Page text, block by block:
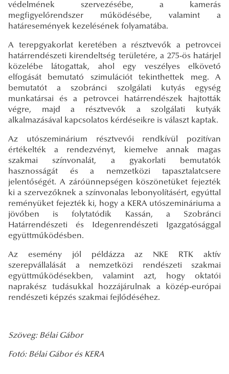
védelmének szervezésébe, a kamerás
megfigyelőrendszer működésébe, valamint a
határesemények kezelésének folyamatába.
A terepgyakorlat keretében a résztvevők a petrovcei
határrendészeti kirendeltség területére, a 275-ös határjel
közelébe látogattak, ahol egy veszélyes elkövető
elfogását bemutató szimulációt tekinthettek meg. A
bemutatót a szobránci szolgálati kutyás egység
munkatársai és a petrovcei határrendészek hajtották
végre, majd a résztvevők a szolgálati kutyák
alkalmazásával kapcsolatos kérdéseikre is választ kaptak.
Az utószeminárium résztvevői rendkívül pozitívan
értékelték a rendezvényt, kiemelve annak magas
szakmai színvonalát, a gyakorlati bemutatók
hasznosságát és a nemzetközi tapasztalatcsere
jelentőségét. A záróünnepségen köszönetüket fejezték
ki a szervezőknek a színvonalas lebonyolításért, egyúttal
reményüket fejezték ki, hogy a KERA utószemináriuma a
jövőben is folytatódik Kassán, a Szobránci
Határrendészeti és Idegenrendészeti Igazgatósággal
együttműködésben.
Az esemény jól példázza az NKE RTK aktív
szerepvállalását a nemzetközi rendészeti szakmai
együttműködésekben, valamint azt, hogy oktatói
naprakész tudásukkal hozzájárulnak a közép-európai
rendészeti képzés szakmai fejlődéséhez.
Szöveg: Bélai Gábor
Fotó: Bélai Gábor és KERA